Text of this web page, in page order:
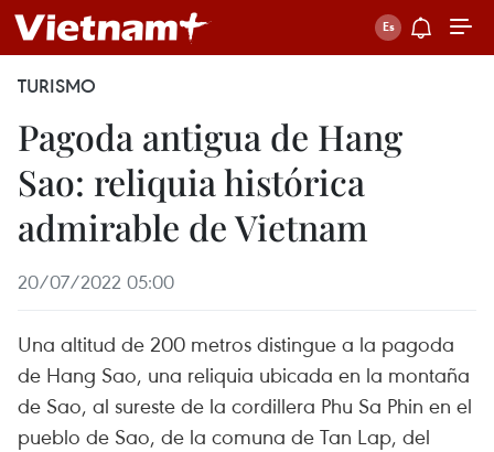
TURISMO
Pagoda antigua de Hang
Sao: reliquia histórica
admirable de Vietnam
20/07/2022 05:00
Una altitud de 200 metros distingue a la pagoda
de Hang Sao, una reliquia ubicada en la montaña
de Sao, al sureste de la cordillera Phu Sa Phin en el
pueblo de Sao, de la comuna de Tan Lap, del